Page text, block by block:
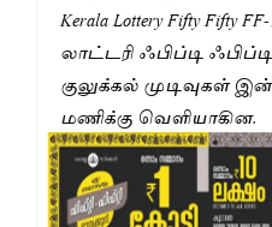
Kerala Lottery Fifty Fifty
லாட்டரி ஃபிப்டி ஃபிப்டி
குலுக்கல் முடிவுகள்
மணிக்கு வெளியாகின.